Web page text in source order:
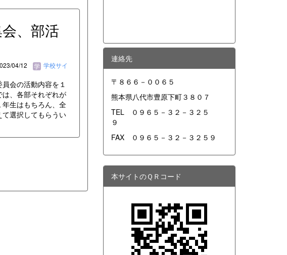
、部活
04/12
学校サイ
会の活動内容を１
、各部それぞれが
生はもちろん、全
選択してもらうい
連絡先
〒８６６－００６５
熊本県八代市豊原下町３８０７
TEL ０９６５－３２－３２５
９
FAX ０９６５－３２－３２５９
本サイトのＱＲコード